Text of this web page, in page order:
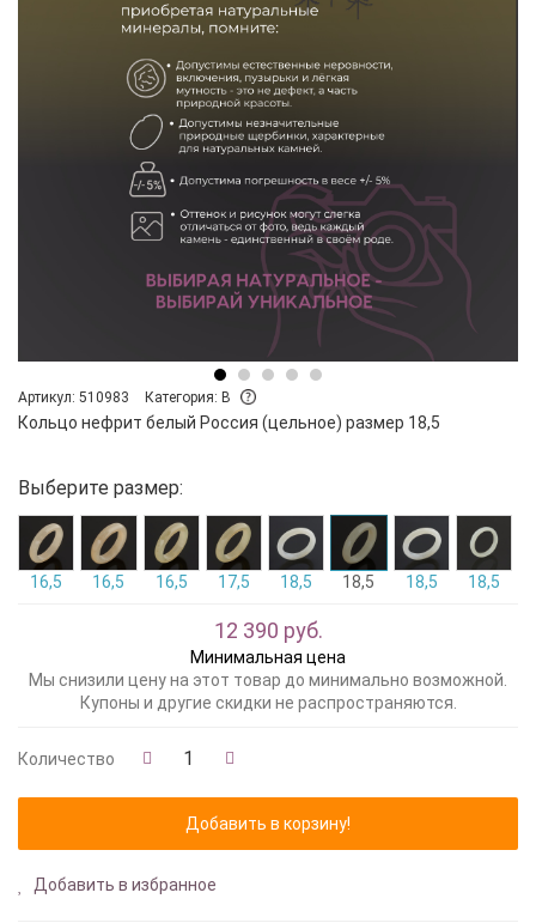
Артикул: 510983 Категория: B
Кольцо нефрит белый Россия (цельное) размер 18,5
Выберите размер:
16,5 16,5 16,5 17,5 18,5 18,5 18,5 18,5
12 390 руб.
Минимальная цена
Мы снизили цену на этот товар до минимально возможной.
Купоны и другие скидки не распространяются.
Количество
Добавить в избранное